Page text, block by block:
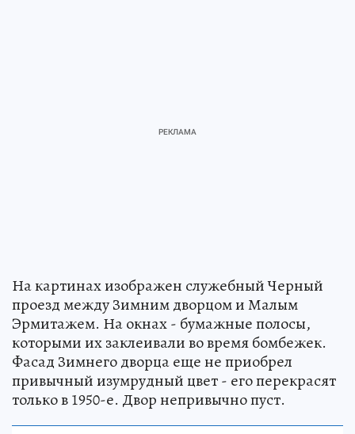
На картинах изображен служебный Черный
проезд между Зимним дворцом и Малым
Эрмитажем. На окнах - бумажные полосы,
которыми их заклеивали во время бомбежек.
Фасад Зимнего дворца еще не приобрел
привычный изумрудный цвет - его перекрасят
только в 1950-е. Двор непривычно пуст.